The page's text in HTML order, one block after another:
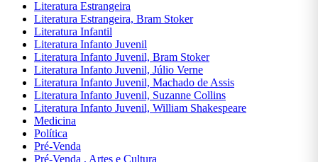
Literatura Estrangeira
Literatura Estrangeira, Bram Stoker
Literatura Infantil
Literatura Infanto Juvenil
Literatura Infanto Juvenil, Bram Stoker
Literatura Infanto Juvenil, Júlio Verne
Literatura Infanto Juvenil, Machado de Assis
Literatura Infanto Juvenil, Suzanne Collins
Literatura Infanto Juvenil, William Shakespeare
Medicina
Política
Pré-Venda
Pré-Venda , Artes e Cultura
Dicionários
Didáticos
Direito
Economia